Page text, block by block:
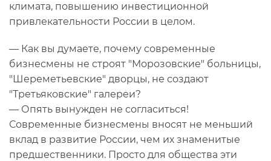
климата, повышению инвестиционной
привлекательности России в целом.
— Как вы думаете, почему современные
бизнесмены не строят "Морозовские" больницы,
"Шереметьевские" дворцы, не создают
"Третьяковские" галереи?
— Опять вынужден не согласиться!
Современные бизнесмены вносят не меньший
вклад в развитие России, чем их знаменитые
предшественники. Просто для общества эти